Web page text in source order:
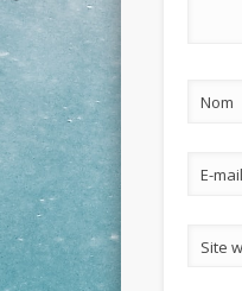
Nom
E-mail
Site